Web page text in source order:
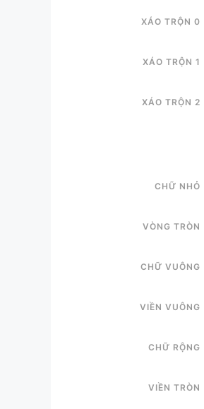
Xáo trộn 0
Xáo trộn 1
Xáo trộn 2
Chữ nhỏ
Vòng tròn
Chữ vuông
Viền vuông
Chữ rộng
Viền tròn